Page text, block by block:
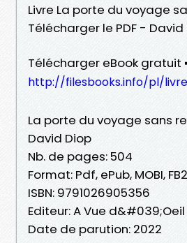
Livre La porte du voyage
Télécharger le PDF - David
Télécharger eBook gratuit
http://filesbooks.info/pl/
La porte du voyage sans
David Diop
Nb. de pages: 504
Format: Pdf, ePub, MOBI, FB2
ISBN: 9791026905356
Editeur: A Vue d&#039;Oeil
Date de parution: 2022